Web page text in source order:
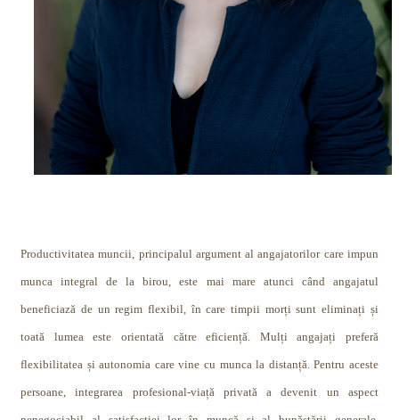
Productivitatea muncii, principalul argument al angajatorilor care impun
munca integral de la birou, este mai mare atunci când angajatul
beneficiază de un regim flexibil, în care timpii morți sunt eliminați și
toată lumea este orientată către eficiență. Mulți angajați preferă
flexibilitatea și autonomia care vine cu munca la distanță. Pentru aceste
persoane, integrarea profesional-viață privată a devenit un aspect